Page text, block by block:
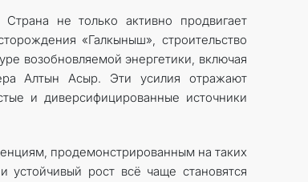
не только активно продвигает
«Галкыныш», строительство
возобновляемой энергетики, включая
Алтын Асыр. Эти усилия отражают
и диверсифицированные источники
продемонстрированным на таких
устойчивый рост всё чаще становятся